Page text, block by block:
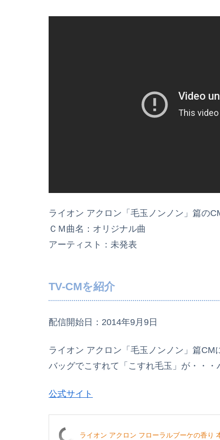
ライオン アクロン「毛玉ノンノン」篇の
ＣＭ曲名：オリジナル曲
アーティスト：未発表
TV-CMを紹介
配信開始日：2014年9月9日
ライオン アクロン「毛玉ノンノン」篇
バッグでこすれて「こすれ毛玉」が・・
公式サイト
ライオン アクロン フローラルブーケの香り